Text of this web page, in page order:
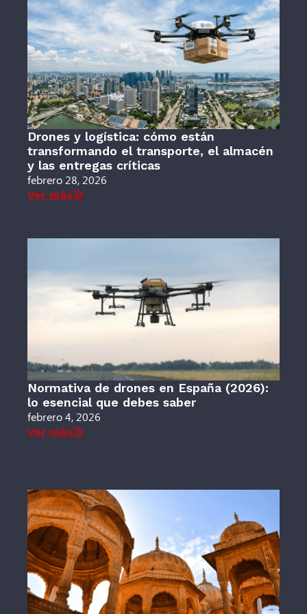
Drones y logística: cómo están
transformando el transporte, el almacén
y las entregas críticas
febrero 28, 2026
Ver más
Normativa de drones en España (2026):
lo esencial que debes saber
febrero 4, 2026
Ver más